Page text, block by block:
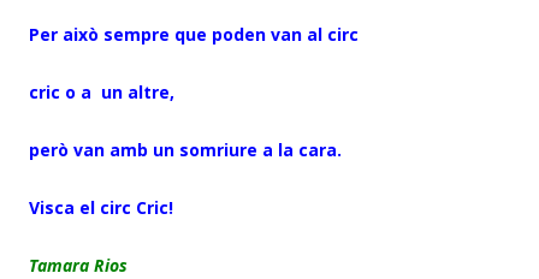
Per això sempre que poden van al circ
cric o a un altre,
però van amb un somriure a la cara.
Visca el circ Cric!
Tamara Rios